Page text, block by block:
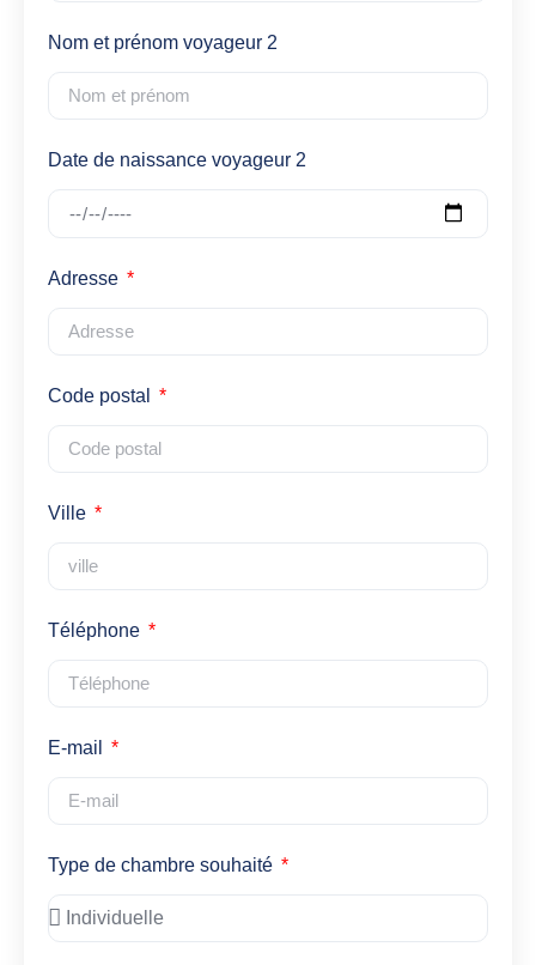
Nom et prénom voyageur 2
Date de naissance voyageur 2
Adresse
Code postal
Ville
Téléphone
E-mail
Type de chambre souhaité